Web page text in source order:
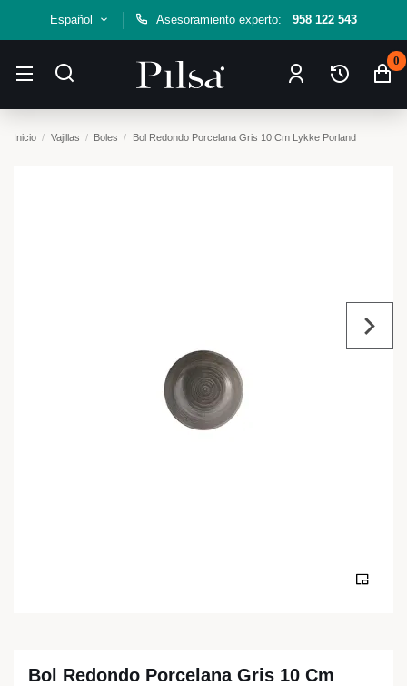
Español Asesoramiento experto: 958 122 543
0
Inicio Vajillas Boles Bol Redondo Porcelana Gris 10 Cm Lykke Porland
Bol Redondo Porcelana Gris 10 Cm